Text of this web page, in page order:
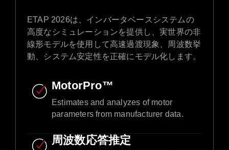
ETAP 2026は、インバータベースシステムの
高度なシミュレーションを提供し、実世界の非
線形モデルを使用して高速過渡現象、周波数挙
動、システム安定性を正確にモデル化します。
MotorPro™
Estimates and analyzes of motor
parameters from manufacturer data.​
周波数応答推定